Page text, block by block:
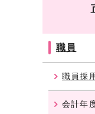
職員
職員採
会計年